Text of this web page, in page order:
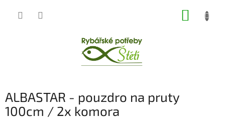
ALBASTAR - pouzdro na pruty
100cm / 2x komora